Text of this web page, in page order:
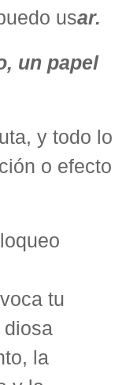
usar.
un papel
y todo lo
o efecto
tu
diosa
la